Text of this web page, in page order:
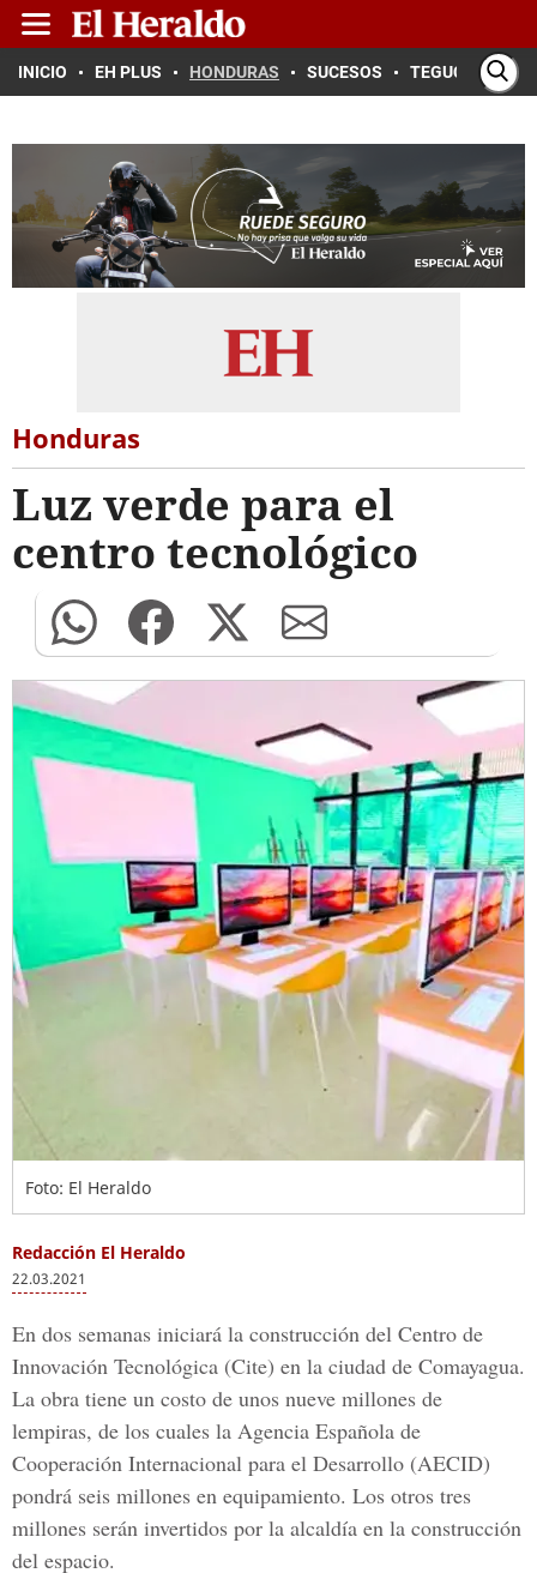
INICIO EH PLUS HONDURAS SUCESOS TEGUCIGALPA
Honduras
Luz verde para el
centro tecnológico
Foto: El Heraldo
Redacción El Heraldo
22.03.2021
En dos semanas iniciará la construcción del Centro de
Innovación Tecnológica (Cite) en la ciudad de Comayagua.
La obra tiene un costo de unos nueve millones de
lempiras, de los cuales la Agencia Española de
Cooperación Internacional para el Desarrollo (AECID)
pondrá seis millones en equipamiento. Los otros tres
millones serán invertidos por la alcaldía en la construcción
del espacio.